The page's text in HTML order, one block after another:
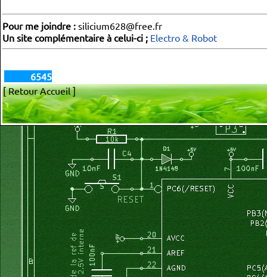
Pour me joindre : silicium628@free.fr
Un site complémentaire à celui-ci ; Electro & Robot
6545
[ Retour Accueil ]